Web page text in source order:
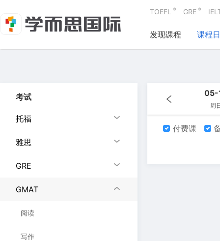
TOEFL ® GRE ®
发现课程 课程
考试
托福
雅思
GRE
GMAT
阅读
写作
05-
周
付费课